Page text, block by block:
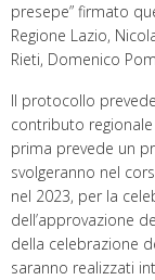
presepe” firmato
Regione Lazio,
Rieti, Domenico
Il protocollo
contributo
prima prevede un
svolgeranno nel
nel 2023, per la
dell’approvazione
della celebrazione
saranno realizzati